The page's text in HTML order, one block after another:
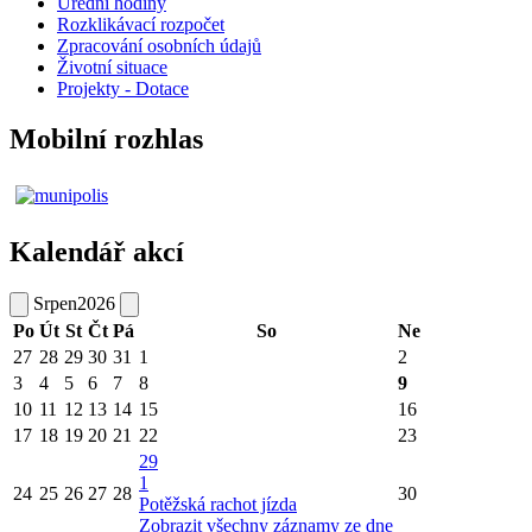
Rozklikávací rozpočet
Zpracování osobních údajů
Životní situace
Projekty - Dotace
Mobilní rozhlas
Kalendář akcí
Srpen2026
Po Út St Čt Pá So
Ne
27 28 29 30 31 1
2
3
4 5 6 7 8
9
10 11 12 13 14 15
16
17 18 19 20 21 22 23
24 25 26 27 28
29
1
Potěžská rachot jízda
Zobrazit všechny záznamy ze dne
30